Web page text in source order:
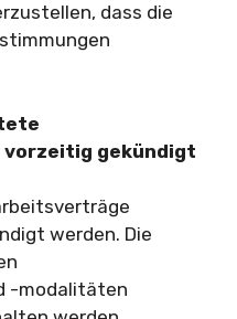
dass die
gekündigt
werden. Die
-modalitäten